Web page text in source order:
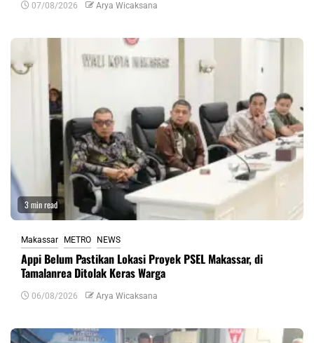
07/08/2026 Arya Wicaksana
3 min read
Makassar METRO NEWS
Appi Belum Pastikan Lokasi Proyek PSEL Makassar, di
Tamalanrea Ditolak Keras Warga
06/08/2026 Arya Wicaksana